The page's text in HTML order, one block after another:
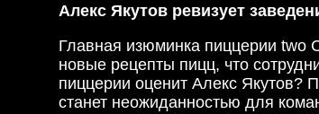
Алекс Якутов ревизует
Главная изюминка пиццерии two
новые рецепты пицц, что
пиццерии оценит Алекс Якутов?
станет неожиданностью для